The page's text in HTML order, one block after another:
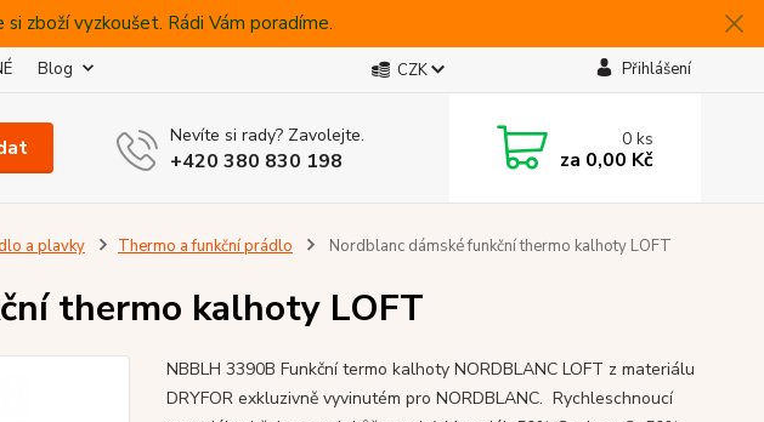
zboží vyzkoušet. Rádi Vám poradíme.
Blog CZK Přihlášení
Nevíte si rady? Zavolejte.
+420 380 830 198
0ks
za 0,00 Kč
a plavky Thermo a funkční prádlo Nordblanc dámské funkční thermo kalhoty LOFT
thermo kalhoty LOFT
NBBLH 3390B Funkční termo kalhoty NORDBLANC LOFT z materiálu
DRYFOR exkluzivně vyvinutém pro NORDBLANC. Rychleschnoucí